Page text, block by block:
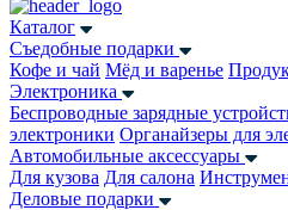
Каталог
Съедобные подарки
Кофе и чай Мёд и варенье
Электроника
Беспроводные зарядные
электроники Органайзеры для
Автомобильные аксессуары
Для кузова Для салона
Деловые подарки